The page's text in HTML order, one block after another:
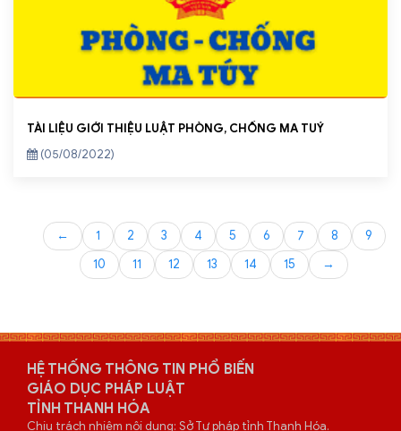
TÀI LIỆU GIỚI THIỆU LUẬT PHÒNG, CHỐNG MA TUÝ
(05/08/2022)
← 1 2 3 4 5 6 7 8
9
10
11 12 13 14 15 →
HỆ THỐNG THÔNG TIN PHỔ BIẾN
GIÁO DỤC PHÁP LUẬT
TỈNH THANH HÓA
Chịu trách nhiệm nội dung: Sở Tư pháp tỉnh Thanh Hóa.